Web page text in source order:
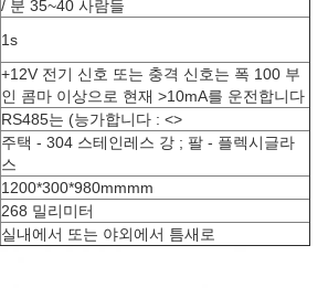
/ 분 35~40 사람들
1s
+12V 전기 신호 또는 충격 신호는 폭 100 부
인 콤마 이상으로 현재 >10mA를 운전합니다
RS485는 (능가합니다 : <>
주택 - 304 스테인레스 강 ; 팔 - 플렉시글라
스
1200*300*980mmmm
268 밀리미터
실내에서 또는 야외에서 틈새로